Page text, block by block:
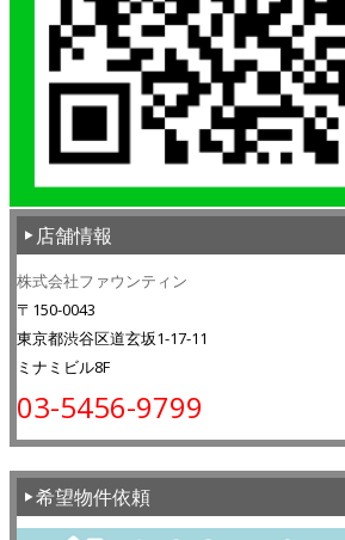
店舗情報
株式会社ファウンティン
〒150-0043
東京都渋谷区道玄坂1-17-11
ミナミビル8F
03-5456-9799
希望物件依頼